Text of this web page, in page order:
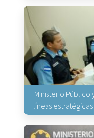
Ministerio Público
líneas